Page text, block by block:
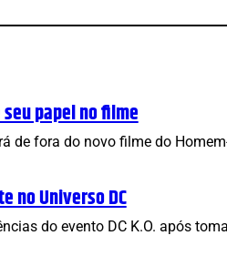
papel no filme
de fora do novo filme do
no Universo DC
do evento DC K.O. após